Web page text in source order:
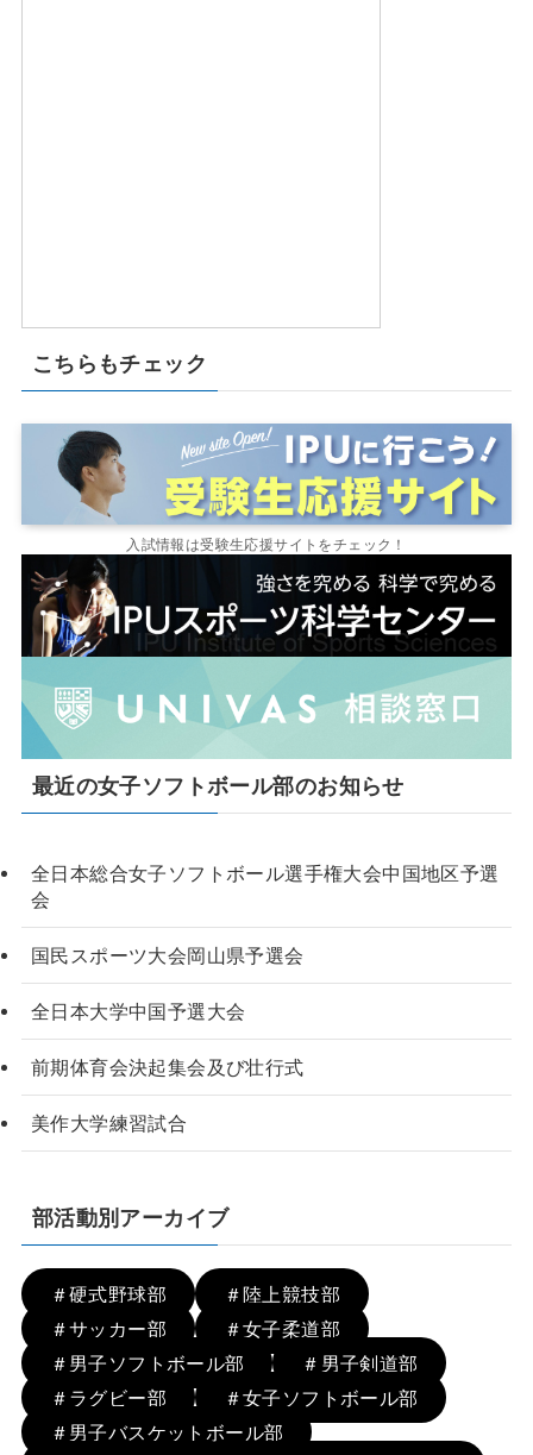
こちらもチェック
入試情報は受験生応援サイトをチェック！
最近の女子ソフトボール部のお知らせ
全日本総合女子ソフトボール選手権大会中国地区予選
会
国民スポーツ大会岡山県予選会
全日本大学中国予選大会
前期体育会決起集会及び壮行式
美作大学練習試合
部活動別アーカイブ
＃硬式野球部
＃陸上競技部
＃サッカー部
＃女子柔道部
＃男子ソフトボール部
＃男子剣道部
＃ラグビー部
＃女子ソフトボール部
＃男子バスケットボール部